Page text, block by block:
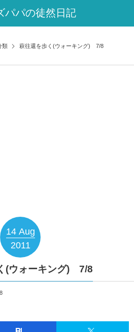
パパの徒然日記
類 萩往還を歩く(ウォーキング) 7/8
14 Aug
2011
(ウォーキング) 7/8